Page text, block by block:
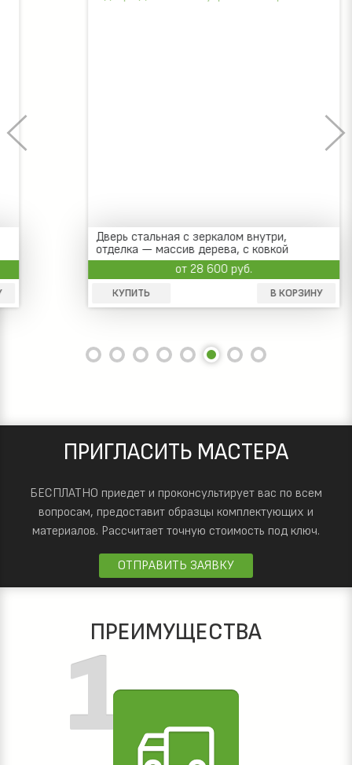
Дверь стальная с зеркалом внутри,
отделка — массив дерева, с ковкой
от 28 600 руб.
В КОРЗИНУ
ПРИГЛАСИТЬ МАСТЕРА
БЕСПЛАТНО приедет и проконсультирует вас по всем
вопросам, предоставит образцы комплектующих и
материалов. Рассчитает точную стоимость под ключ.
ОТПРАВИТЬ ЗАЯВКУ
ПРЕИМУЩЕСТВА